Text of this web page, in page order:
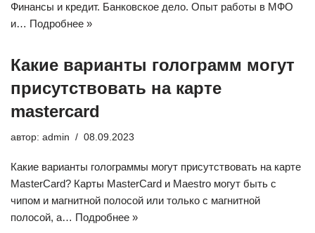
Финансы и кредит. Банковское дело. Опыт работы в МФО
и… Подробнее »
Какие варианты голограмм могут
присутствовать на карте
mastercard
автор: admin 08.09.2023
Какие варианты голограммы могут присутствовать на карте
MasterCard? Карты MasterCard и Maestro могут быть с
чипом и магнитной полосой или только с магнитной
полосой, а… Подробнее »